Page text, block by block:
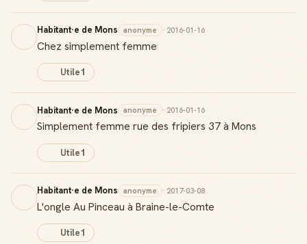
Habitant·e de Mons anonyme · 2016-01-16
Chez simplement femme
Utile1
Habitant·e de Mons anonyme · 2016-01-16
Simplement femme rue des fripiers 37 à Mons
Utile1
Habitant·e de Mons anonyme · 2017-03-08
L'ongle Au Pinceau à Braine-le-Comte
Utile1